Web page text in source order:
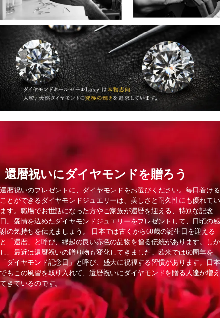
還暦祝いにダイヤモンドを贈ろう
還暦祝いのプレゼントに、ダイヤモンドをお選びください。毎日着ける
ことができるダイヤモンドジュエリーは、美しさと耐久性にも優れてい
ます。職場でお世話になった方やご家族が還暦を迎える、特別な記念
日。愛情を込めたダイヤモンドジュエリーをプレゼントして、日頃の感
謝の気持ちを伝えましょう。 日本では古くから60歳の誕生日を迎える
と「還暦」と呼び、縁起の良い赤色の品物を贈る伝統があります。しか
し、最近は還暦祝いの贈り物も変化してきました。欧米では60周年を
「ダイヤモンド記念日」と呼び、盛大に祝福する習慣があります。日本
でもこの風習を取り入れて、還暦祝いにダイヤモンドを贈る人達が増え
てきているのです。